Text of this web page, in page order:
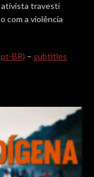
ativista travesti
com a violência
BR) – subtitles